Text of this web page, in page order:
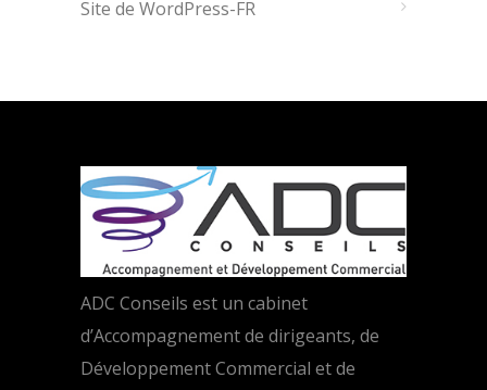
Site de WordPress-FR
ADC Conseils est un cabinet
d’Accompagnement de dirigeants, de
Développement Commercial et de